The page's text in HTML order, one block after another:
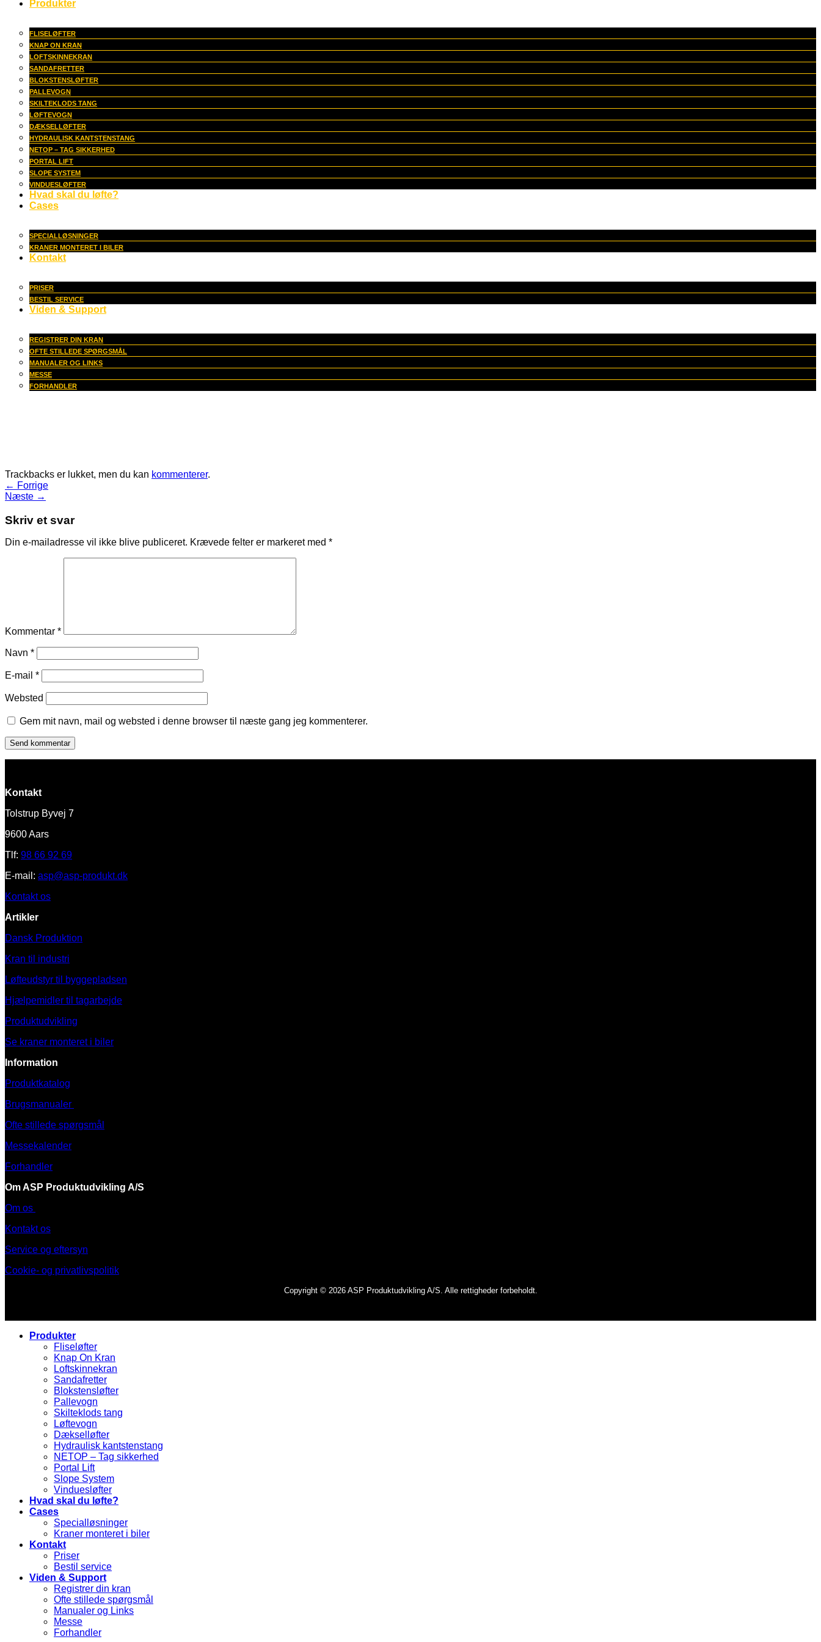
Produkter
FLISELØFTER
KNAP ON KRAN
LOFTSKINNEKRAN
SANDAFRETTER
BLOKSTENSLØFTER
PALLEVOGN
SKILTEKLODS TANG
LØFTEVOGN
DÆKSELLØFTER
HYDRAULISK KANTSTENSTANG
NETOP – TAG SIKKERHED
PORTAL LIFT
SLOPE SYSTEM
VINDUESLØFTER
Hvad skal du løfte?
Cases
SPECIALLØSNINGER
KRANER MONTERET I BILER
Kontakt
PRISER
BESTIL SERVICE
Viden & Support
REGISTRER DIN KRAN
OFTE STILLEDE SPØRGSMÅL
MANUALER OG LINKS
MESSE
FORHANDLER
Trackbacks er lukket, men du kan kommenterer.
← Forrige
Næste →
Skriv et svar
Din e-mailadresse vil ikke blive publiceret. Krævede felter er markeret med *
Kommentar *
Navn *
E-mail *
Websted
Gem mit navn, mail og websted i denne browser til næste gang jeg kommenterer.
Kontakt
Tolstrup Byvej 7
9600 Aars
Tlf: 98 66 92 69
E-mail: asp@asp-produkt.dk
Kontakt os
Artikler
Dansk Produktion
Kran til industri
Løfteudstyr til byggepladsen
Hjælpemidler til tagarbejde
Produktudvikling
Se kraner monteret i biler
Information
Produktkatalog
Brugsmanualer
Ofte stillede spørgsmål
Messekalender
Forhandler
Om ASP Produktudvikling A/S
Om os
Kontakt os
Service og eftersyn
Cookie- og privatlivspolitik
Copyright © 2026 ASP Produktudvikling A/S. Alle rettigheder forbeholdt.
Produkter
Fliseløfter
Knap On Kran
Loftskinnekran
Sandafretter
Blokstensløfter
Pallevogn
Skilteklods tang
Løftevogn
Dækselløfter
Hydraulisk kantstenstang
NETOP – Tag sikkerhed
Portal Lift
Slope System
Vinduesløfter
Hvad skal du løfte?
Cases
Specialløsninger
Kraner monteret i biler
Kontakt
Priser
Bestil service
Viden & Support
Registrer din kran
Ofte stillede spørgsmål
Manualer og Links
Messe
Forhandler